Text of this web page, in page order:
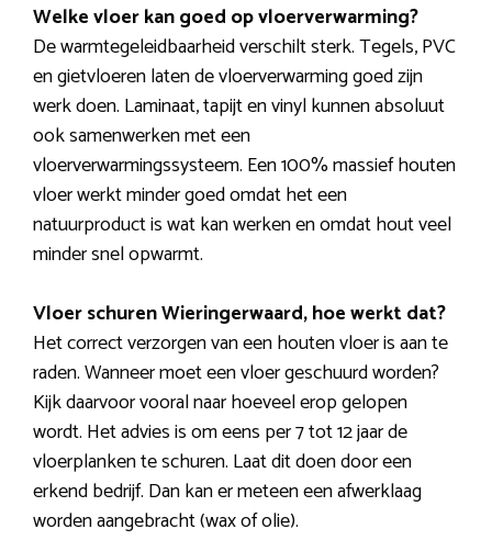
Welke vloer kan goed op vloerverwarming?
De warmtegeleidbaarheid verschilt sterk. Tegels, PVC
en gietvloeren laten de vloerverwarming goed zijn
werk doen. Laminaat, tapijt en vinyl kunnen absoluut
ook samenwerken met een
vloerverwarmingssysteem. Een 100% massief houten
vloer werkt minder goed omdat het een
natuurproduct is wat kan werken en omdat hout veel
minder snel opwarmt.
Vloer schuren Wieringerwaard, hoe werkt dat?
Het correct verzorgen van een houten vloer is aan te
raden. Wanneer moet een vloer geschuurd worden?
Kijk daarvoor vooral naar hoeveel erop gelopen
wordt. Het advies is om eens per 7 tot 12 jaar de
vloerplanken te schuren. Laat dit doen door een
erkend bedrijf. Dan kan er meteen een afwerklaag
worden aangebracht (wax of olie).